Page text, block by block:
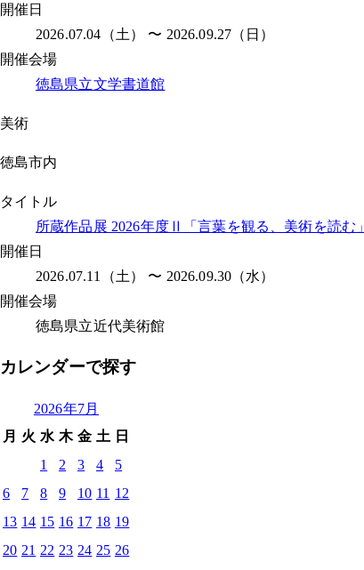
開催日
2026.07.04（土） 〜 2026.09.27（日）
開催会場
徳島県立文学書道館
美術
徳島市内
タイトル
所蔵作品展 2026年度Ⅱ「言葉を観る、美術を読む」
開催日
2026.07.11（土） 〜 2026.09.30（水）
開催会場
徳島県立近代美術館
カレンダーで探す
2026年7月
月 火 水 木 金 土 日
1 2 3 4
5
6
7 8 9 10 11 12
13 14 15 16 17 18 19
20 21 22 23 24 25 26